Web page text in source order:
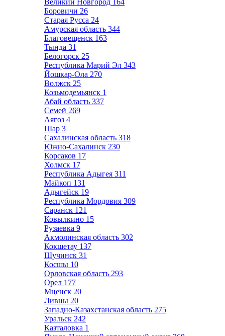
Великий Новгород 164
Боровичи 26
Старая Русса 24
Амурская область 344
Благовещенск 163
Тында 31
Белогорск 25
Республика Марий Эл 343
Йошкар-Ола 270
Волжск 25
Козьмодемьянск 1
Абай область 337
Семей 269
Аягоз 4
Шар 3
Сахалинская область 318
Южно-Сахалинск 230
Корсаков 17
Холмск 17
Республика Адыгея 311
Майкоп 131
Адыгейск 19
Республика Мордовия 309
Саранск 121
Ковылкино 15
Рузаевка 9
Акмолинская область 302
Кокшетау 137
Щучинск 31
Косшы 10
Орловская область 293
Орел 177
Мценск 20
Ливны 20
Западно-Казахстанская область 275
Уральск 242
Казталовка 1